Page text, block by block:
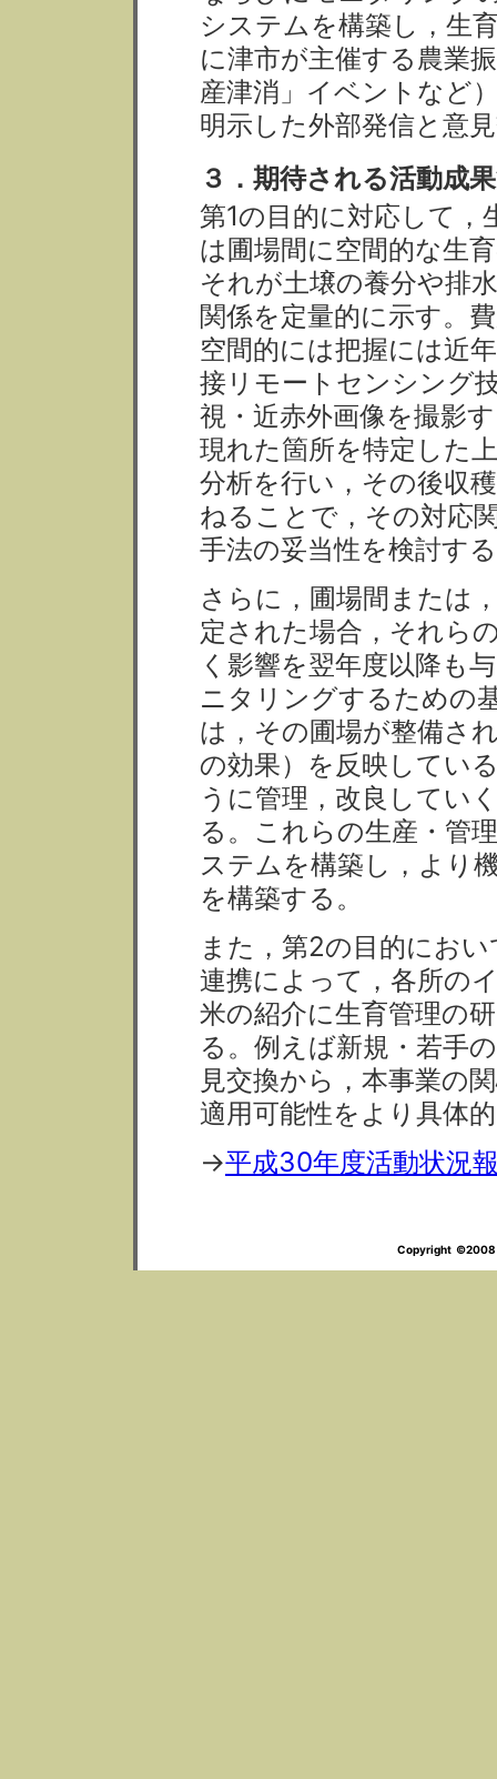
システムを構築し，生
に津市が主催する農業
産津消」イベントなど
明示した外部発信と意
３．期待される活動成
第1の目的に対応して
は圃場間に空間的な生
それが土壌の養分や排
関係を定量的に示す。
空間的には把握には近
接リモートセンシング
視・近赤外画像を撮影
現れた箇所を特定した
分析を行い，その後収
ねることで，その対応
手法の妥当性を検討す
さらに，圃場間または
定された場合，それら
く影響を翌年度以降も
ニタリングするための
は，その圃場が整備さ
の効果）を反映してい
うに管理，改良してい
る。これらの生産・管
ステムを構築し，より
を構築する。
また，第2の目的にお
連携によって，各所の
米の紹介に生育管理の
る。例えば新規・若手
見交換から，本事業の
適用可能性をより具体
→平成30年度活動状況
Copyright ©2008